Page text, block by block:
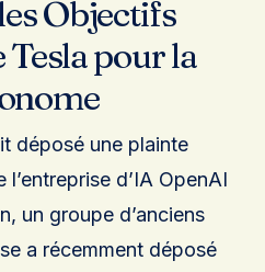
Objectifs
pour la
déposé une plainte
l’entreprise d’IA OpenAI
un groupe d’anciens
a récemment déposé